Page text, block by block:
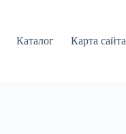
Каталог Карта сайта